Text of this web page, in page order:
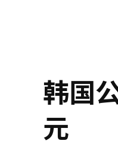
韩国
元